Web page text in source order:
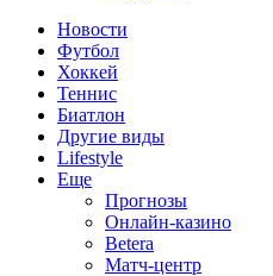
Новости
Футбол
Хоккей
Теннис
Биатлон
Другие виды
Lifestyle
Еще
Прогнозы
Онлайн-казино
Betera
Матч-центр